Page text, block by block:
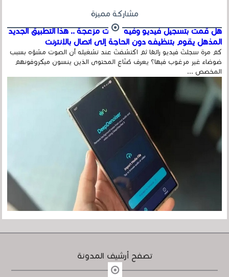
مشاركة مميزة
هل قمت بتسجيل فيديو وفيه أصوت مزعجة .. هذا التطبيق الجديد
المذهل يقوم بتنظيفه دون الحاجة إلى اتصال بالإنترنت
كم مرة سجلتَ فيديو رائعًا ثم اكتشفتَ عند تشغيله أن الصوت مشوّه بسبب
ضوضاء غير مرغوب فيها؟ يعرف صُنّاع المحتوى الذين ينسون ميكروفونهم
المخصص ...
تصفح أرشيف المدونة